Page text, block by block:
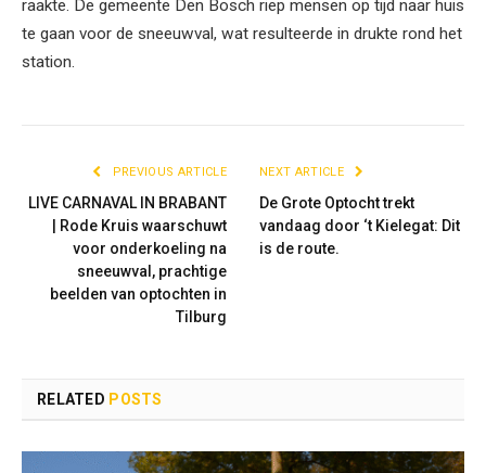
raakte. De gemeente Den Bosch riep mensen op tijd naar huis
te gaan voor de sneeuwval, wat resulteerde in drukte rond het
station.
PREVIOUS ARTICLE
LIVE CARNAVAL IN BRABANT
| Rode Kruis waarschuwt
voor onderkoeling na
sneeuwval, prachtige
beelden van optochten in
Tilburg
NEXT ARTICLE
De Grote Optocht trekt
vandaag door ‘t Kielegat: Dit
is de route.
RELATED POSTS